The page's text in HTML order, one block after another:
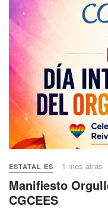
ESTATAL ES 1 mes atrás
Manifiesto
CGCEES